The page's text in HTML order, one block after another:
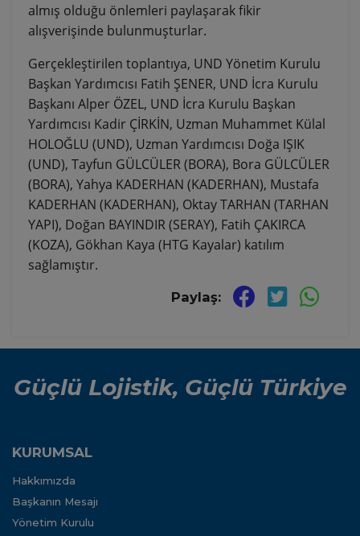
almış olduğu önlemleri paylaşarak fikir
alışverişinde bulunmuşturlar.
Gerçekleştirilen toplantıya, UND Yönetim Kurulu
Başkan Yardımcısı Fatih ŞENER, UND İcra Kurulu
Başkanı Alper ÖZEL, UND İcra Kurulu Başkan
Yardımcısı Kadir ÇİRKİN, Uzman Muhammet Külal
HOLOĞLU (UND), Uzman Yardımcısı Doğa IŞIK
(UND), Tayfun GÜLCÜLER (BORA), Bora GÜLCÜLER
(BORA), Yahya KADERHAN (KADERHAN), Mustafa
KADERHAN (KADERHAN), Oktay TARHAN (TARHAN
YAPI), Doğan BAYINDIR (SERAY), Fatih ÇAKIRCA
(KOZA), Gökhan Kaya (HTG Kayalar) katılım
sağlamıştır.
Paylaş:
Güçlü Lojistik, Güçlü Türkiye
KURUMSAL
Hakkımızda
Başkanın Mesajı
Yönetim Kurulu